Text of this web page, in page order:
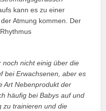
kann es zu einer
Atmung kommen. Der
noch nicht einig über die
bei Erwachsenen, aber es
Art Nebenprodukt der
häufig bei Babys auf und
zu trainieren und die